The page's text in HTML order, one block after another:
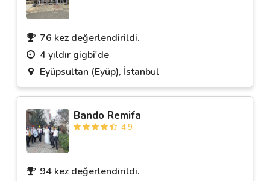
76 kez değerlendirildi.
4 yıldır gigbi'de
Eyüpsultan (Eyüp), İstanbul
Bando Remifa
4.9
94 kez değerlendirildi.